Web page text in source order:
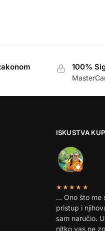
100%
ISKUSTVA
★★★★★
… Ono što me
pristup i
sam naručio.
nitko vas ne